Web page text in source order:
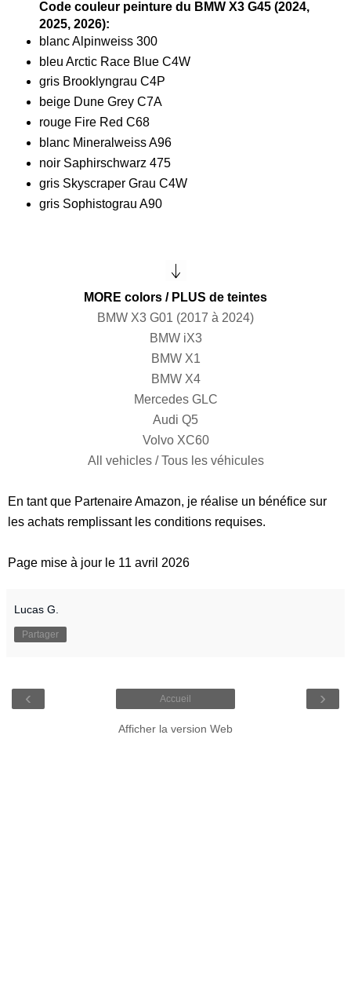
Code couleur peinture du BMW X3 G45 (2024,
2025, 2026):
blanc Alpinweiss 300
bleu Arctic Race Blue C4W
gris Brooklyngrau C4P
beige Dune Grey C7A
rouge Fire Red C68
blanc Mineralweiss A96
noir Saphirschwarz 475
gris Skyscraper Grau C4W
gris Sophistograu A90
MORE colors / PLUS de teintes
BMW X3 G01 (2017 à 2024)
BMW iX3
BMW X1
BMW X4
Mercedes GLC
Audi Q5
Volvo XC60
All vehicles / Tous les véhicules
En tant que Partenaire Amazon, je réalise un bénéfice sur
les achats remplissant les conditions requises.
Page mise à jour le 11 avril 2026
Lucas G.
Partager
‹ ›
Accueil
Afficher la version Web